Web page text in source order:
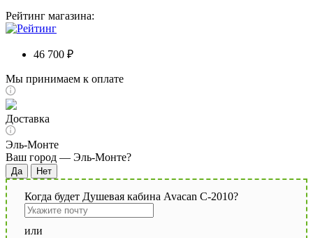
Рейтинг магазина:
46 700 ₽
Мы принимаем к оплате
Доставка
Эль-Монте
Ваш город — Эль-Монте?
Когда будет Душевая кабина Avacan C-2010?
или